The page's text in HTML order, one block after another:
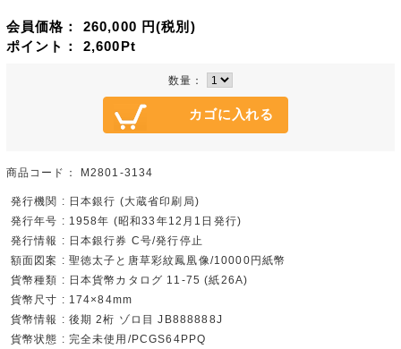
会員価格： 260,000 円(税別)
ポイント： 2,600Pt
数量：
商品コード： M2801-3134
発行機関 : 日本銀行 (大蔵省印刷局)
発行年号 : 1958年 (昭和33年12月1日発行)
発行情報 : 日本銀行券 C号/発行停止
額面図案 : 聖徳太子と唐草彩紋鳳凰像/10000円紙幣
貨幣種類 : 日本貨幣カタログ 11-75 (紙26A)
貨幣尺寸 : 174×84mm
貨幣情報 : 後期 2桁 ゾロ目 JB888888J
貨幣状態 : 完全未使用/PCGS64PPQ